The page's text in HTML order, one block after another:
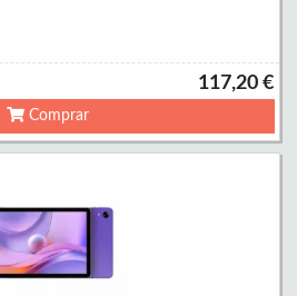
117,20 €
Comprar